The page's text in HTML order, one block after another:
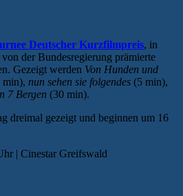
Deutscher Kurzfilmpreis, in
der Bundesregierung prämierte
Gezeigt werden Von Hunden und
min), nun sehen sie folgendes (5 min),
7 Bergen (30 min).
dreimal gezeigt und beginnen um 16
| Cinestar Greifswald